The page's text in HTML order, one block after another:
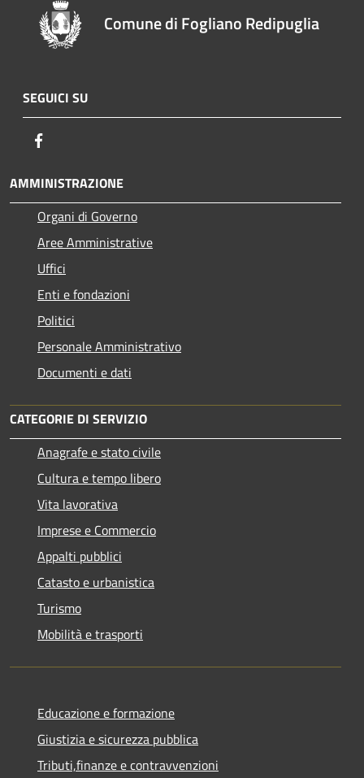
Comune di Fogliano Redipuglia
SEGUICI SU
AMMINISTRAZIONE
Organi di Governo
Aree Amministrative
Uffici
Enti e fondazioni
Politici
Personale Amministrativo
Documenti e dati
CATEGORIE DI SERVIZIO
Anagrafe e stato civile
Cultura e tempo libero
Vita lavorativa
Imprese e Commercio
Appalti pubblici
Catasto e urbanistica
Turismo
Mobilità e trasporti
Educazione e formazione
Giustizia e sicurezza pubblica
Tributi,finanze e contravvenzioni